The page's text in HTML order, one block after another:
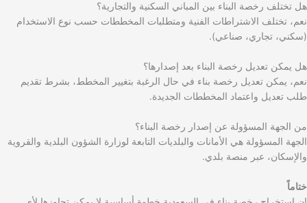
هل تختلف رخصة البناء بين المباني السكنية والتجارية؟
نعم، تختلف الاشتراطات الفنية ومتطلبات المخططات حسب نوع الاستخدام
(سكني، تجاري، صناعي).
هل يمكن تعديل رخصة البناء بعد إصدارها؟
نعم، يمكن تعديل رخصة بناء في حال الرغبة بتغيير المخطط، بشرط تقديم
طلب تعديل واعتماد المخططات الجديدة.
من الجهة المسؤولة عن إصدار رخصة البناء؟
الجهة المسؤولة هي الأمانات والبلديات التابعة لوزارة الشؤون البلدية والقروية
والإسكان، عبر منصة بلدي.
ختاماً